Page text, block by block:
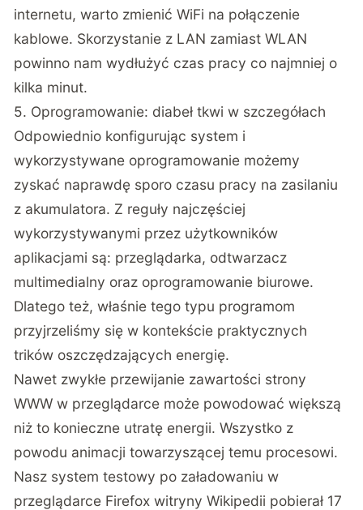
internetu, warto zmienić WiFi na połączenie
kablowe. Skorzystanie z LAN zamiast WLAN
powinno nam wydłużyć czas pracy co najmniej o
kilka minut.
5. Oprogramowanie: diabeł tkwi w szczegółach
Odpowiednio konfigurując system i
wykorzystywane oprogramowanie możemy
zyskać naprawdę sporo czasu pracy na zasilaniu
z akumulatora. Z reguły najczęściej
wykorzystywanymi przez użytkowników
aplikacjami są: przeglądarka, odtwarzacz
multimedialny oraz oprogramowanie biurowe.
Dlatego też, właśnie tego typu programom
przyjrzeliśmy się w kontekście praktycznych
trików oszczędzających energię.
Nawet zwykłe przewijanie zawartości strony
WWW w przeglądarce może powodować większą
niż to konieczne utratę energii. Wszystko z
powodu animacji towarzyszącej temu procesowi.
Nasz system testowy po załadowaniu w
przeglądarce Firefox witryny Wikipedii pobierał 17